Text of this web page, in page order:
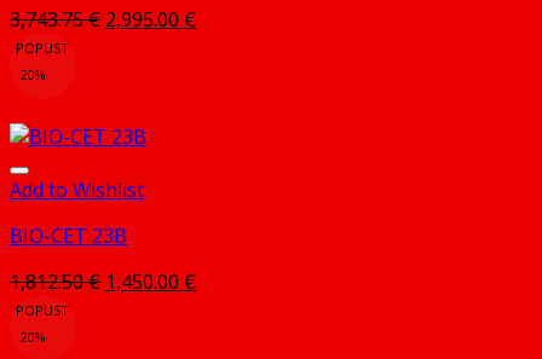
3,743.75€ Izvorna
3,743.75 €.
2,995.00 €
POPUST
20%
Add to Wishlist
BIO-CET 23B
1,812.50€ Izvorna
1,450.00 €
POPUST
20%